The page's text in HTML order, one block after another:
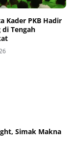
Kader PKB Hadir
di Tengah
Simak Makna